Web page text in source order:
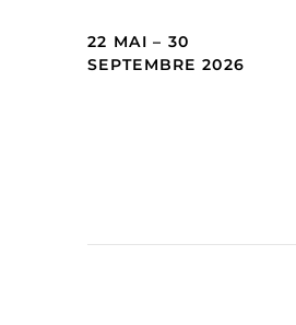
22 MAI – 30
SEPTEMBRE 2026